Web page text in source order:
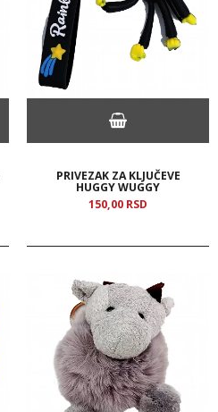
PRIVEZAK ZA KLJUČEVE
HUGGY WUGGY
150,00 RSD